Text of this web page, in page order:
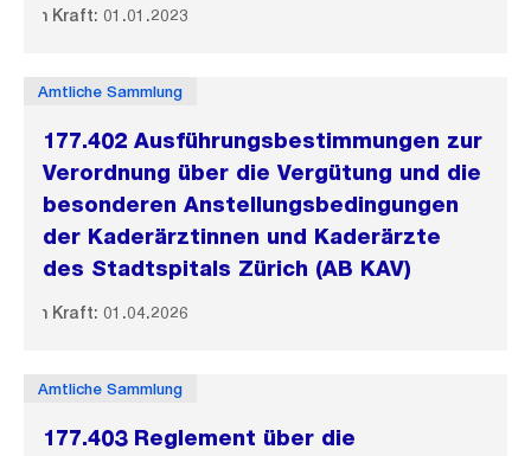
In Kraft: 01.01.2023
Amtliche Sammlung
177.402 Ausführungsbestimmungen zur
Verordnung über die Vergütung und die
besonderen Anstellungsbedingungen
der Kaderärztinnen und Kaderärzte
des Stadtspitals Zürich (AB KAV)
In Kraft: 01.04.2026
Amtliche Sammlung
177.403 Reglement über die